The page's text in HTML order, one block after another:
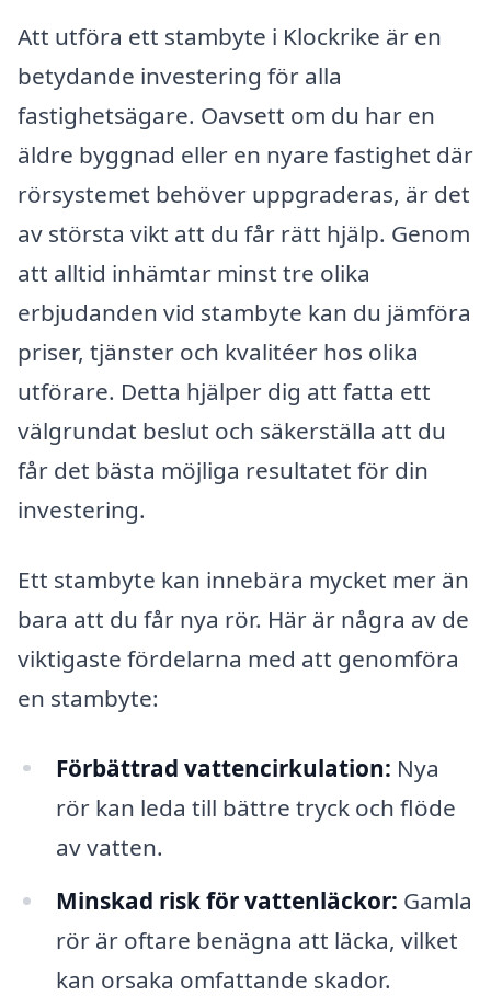
Att utföra ett stambyte i Klockrike är en
betydande investering för alla
fastighetsägare. Oavsett om du har en
äldre byggnad eller en nyare fastighet där
rörsystemet behöver uppgraderas, är det
av största vikt att du får rätt hjälp. Genom
att alltid inhämtar minst tre olika
erbjudanden vid stambyte kan du jämföra
priser, tjänster och kvalitéer hos olika
utförare. Detta hjälper dig att fatta ett
välgrundat beslut och säkerställa att du
får det bästa möjliga resultatet för din
investering.
Ett stambyte kan innebära mycket mer än
bara att du får nya rör. Här är några av de
viktigaste fördelarna med att genomföra
en stambyte:
Förbättrad vattencirkulation: Nya
rör kan leda till bättre tryck och flöde
av vatten.
Minskad risk för vattenläckor: Gamla
rör är oftare benägna att läcka, vilket
kan orsaka omfattande skador.